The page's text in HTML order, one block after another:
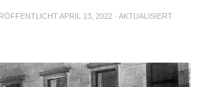
APRIL 13, 2022 · AKTUALISIERT